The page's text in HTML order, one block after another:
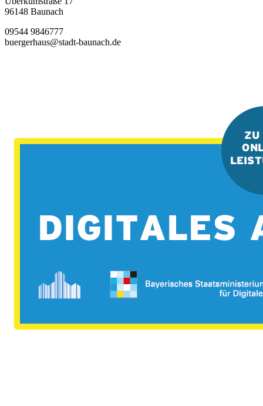
96148 Baunach
09544 9846777
buergerhaus@stadt-baunach.de